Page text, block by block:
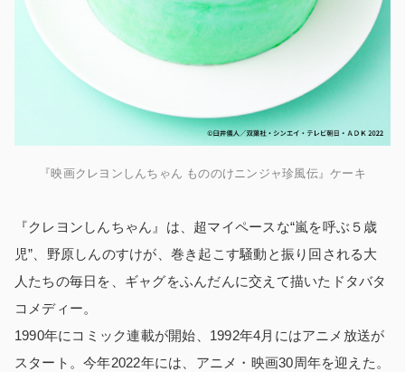
『映画クレヨンしんちゃん もののけニンジャ珍風伝』ケーキ
『クレヨンしんちゃん』は、超マイペースな“嵐を呼ぶ５歳
児”、野原しんのすけが、巻き起こす騒動と振り回される大
人たちの毎日を、ギャグをふんだんに交えて描いたドタバタ
コメディー。
1990年にコミック連載が開始、1992年4月にはアニメ放送が
スタート。今年2022年には、アニメ・映画30周年を迎えた。